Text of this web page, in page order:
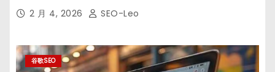
2 月 4, 2026 SEO-Leo
谷歌SEO